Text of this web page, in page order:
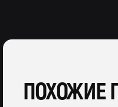
ПОХОЖИЕ